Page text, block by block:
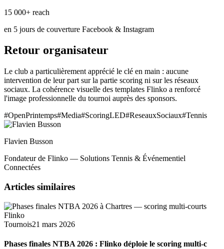
15 000+ reach
en 5 jours de couverture Facebook & Instagram
Retour organisateur
Le club a particulièrement apprécié le clé en main : aucune
intervention de leur part sur la partie scoring ni sur les réseaux
sociaux. La cohérence visuelle des templates Flinko a renforcé
l'image professionnelle du tournoi auprès des sponsors.
#OpenPrintemps#Media#ScoringLED#ReseauxSociaux#Tennis
Flavien Busson
Fondateur de Flinko — Solutions Tennis & Événementiel
Connectées
Articles similaires
Tournois21 mars 2026
Phases finales NTBA 2026 : Flinko déploie le scoring multi-c